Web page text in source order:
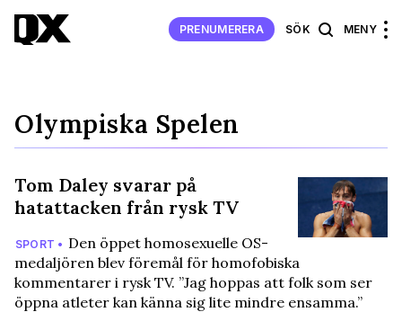
PRENUMERERA SÖK MENY
Olympiska Spelen
Tom Daley svarar på
hatattacken från rysk TV
SPORT • Den öppet homosexuelle OS-
medaljören blev föremål för homofobiska
kommentarer i rysk TV. ”Jag hoppas att folk som ser
öppna atleter kan känna sig lite mindre ensamma.”